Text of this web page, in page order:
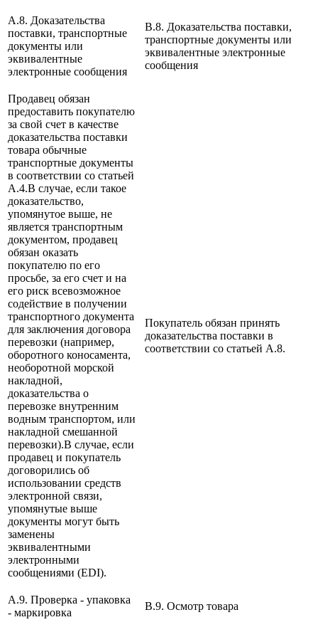
A.8. Доказательства
поставки, транспортные
документы или
эквивалентные
электронные сообщения
B.8. Доказательства поставки,
транспортные документы или
эквивалентные электронные
сообщения
Продавец обязан
предоставить покупателю
за свой счет в качестве
доказательства поставки
товара обычные
транспортные документы
в соответствии со статьей
А.4.В случае, если такое
доказательство,
упомянутое выше, не
является транспортным
документом, продавец
обязан оказать
покупателю по его
просьбе, за его счет и на
его риск всевозможное
содействие в получении
транспортного документа
для заключения договора
перевозки (например,
оборотного коносамента,
необоротной морской
накладной,
доказательства о
перевозке внутренним
водным транспортом, или
накладной смешанной
перевозки).В случае, если
продавец и покупатель
договорились об
использовании средств
электронной связи,
упомянутые выше
документы могут быть
заменены
эквивалентными
электронными
сообщениями (EDI).
Покупатель обязан принять
доказательства поставки в
соответствии со статьей А.8.
A.9. Проверка - упаковка
- маркировка
B.9. Осмотр товара